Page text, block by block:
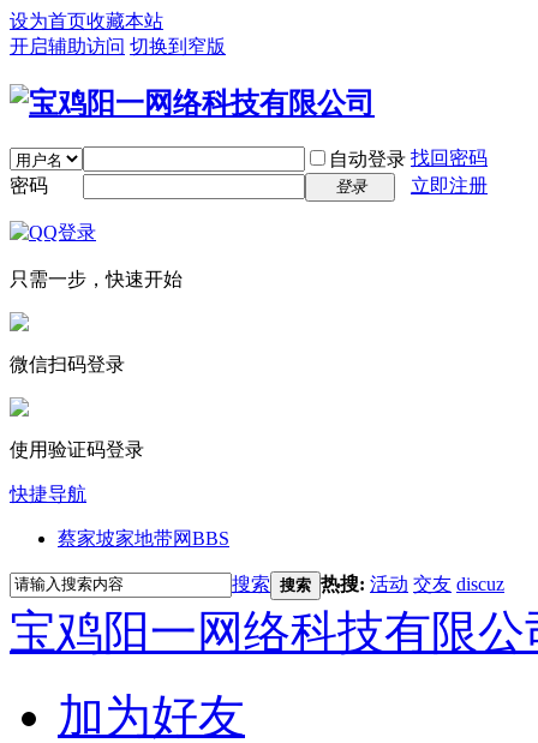
设为首页收藏本站
开启辅助访问 切换到窄版
自动登录 找回密码
密码
登录 立即注册
只需一步，快速开始
微信扫码登录
使用验证码登录
快捷导航
蔡家坡家地带网BBS
搜索 搜索 热搜: 活动 交友 discuz
宝鸡阳一网络科技有限公
加为好友